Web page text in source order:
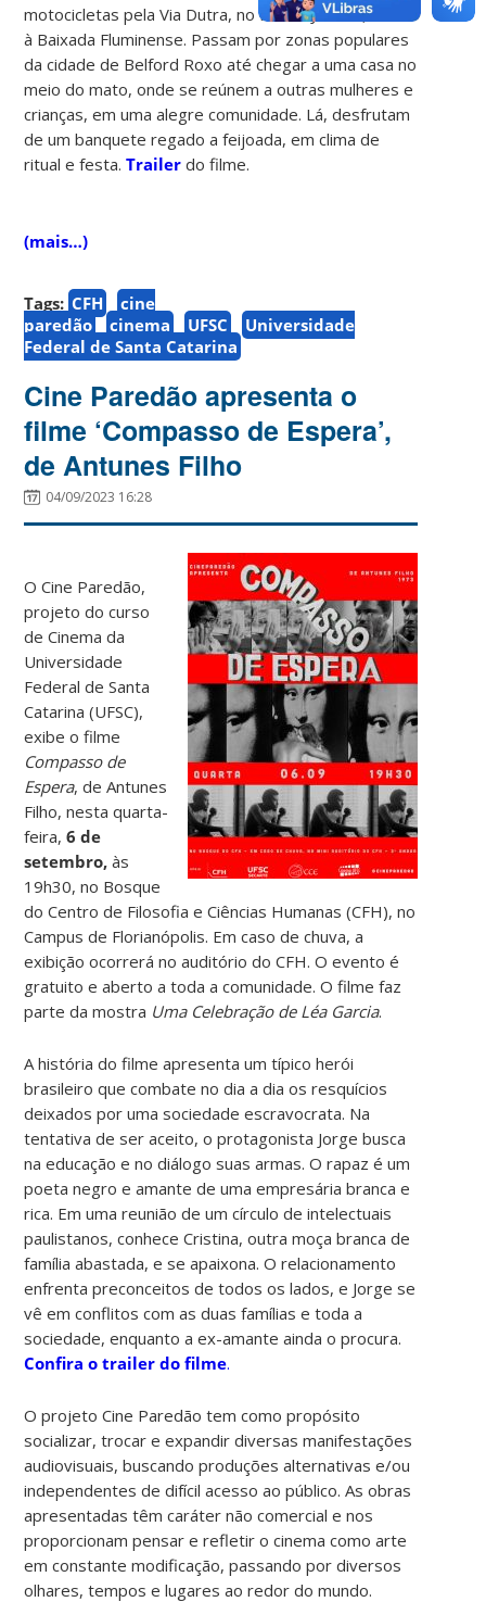
motocicletas pela Via Dutra, no Rio de Janeiro, rumo
à Baixada Fluminense. Passam por zonas populares
da cidade de Belford Roxo até chegar a uma casa no
meio do mato, onde se reúnem a outras mulheres e
crianças, em uma alegre comunidade. Lá, desfrutam
de um banquete regado a feijoada, em clima de
ritual e festa.Trailer do filme.
(mais…)
Tags: CFH
cine
paredão
cinema UFSC
Universidade
Federal de Santa Catarina
Cine Paredão apresenta o
filme ‘Compasso de Espera’,
de Antunes Filho
04/09/2023 16:28
O Cine Paredão,
projeto do curso
de Cinema da
Universidade
Federal de Santa
Catarina (UFSC),
exibe o filme
Compasso de
Espera, de Antunes
Filho, nesta quarta-
feira,6de
setembro, às
19h30, no Bosque
do Centro de Filosofia e Ciências Humanas (CFH), no
Campus de Florianópolis. Em caso de chuva, a
exibição ocorrerá no auditório do CFH. O evento é
gratuito e aberto a toda a comunidade. O filme faz
parte da mostra Uma Celebração de Léa Garcia.
A história do filmeapresenta um típico herói
brasileiro que combate no dia a dia os resquícios
deixados por uma sociedade escravocrata. Na
tentativa de ser aceito, o protagonista Jorge busca
na educação e no diálogo suas armas. O rapaz é um
poeta negro e amante de uma empresária branca e
rica. Em uma reunião de um círculo de intelectuais
paulistanos, conhece Cristina, outra moça branca de
família abastada, e se apaixona. O relacionamento
enfrenta preconceitos de todos os lados, e Jorge se
vê em conflitos com as duas famílias e toda a
sociedade, enquanto a ex-amante ainda o procura.
Confira o trailer do filme.
O projeto Cine Paredão tem como propósito
socializar, trocar e expandir diversas manifestações
audiovisuais, buscando produções alternativas e/ou
independentes de difícil acesso ao público. As obras
apresentadas têm caráter não comercial e nos
proporcionam pensar e refletir o cinema como arte
em constante modificação, passando por diversos
olhares, tempos e lugares ao redor do mundo.